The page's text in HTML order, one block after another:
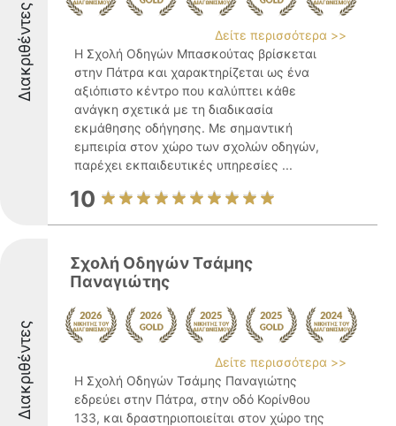
Διακριθέντες
Δείτε περισσότερα >>
Η Σχολή Οδηγών Μπασκούτας βρίσκεται
στην Πάτρα και χαρακτηρίζεται ως ένα
αξιόπιστο κέντρο που καλύπτει κάθε
ανάγκη σχετικά με τη διαδικασία
εκμάθησης οδήγησης. Με σημαντική
εμπειρία στον χώρο των σχολών οδηγών,
παρέχει εκπαιδευτικές υπηρεσίες ...
10
Διακριθέντες
Σχολή Οδηγών Τσάμης
Παναγιώτης
Δείτε περισσότερα >>
Η Σχολή Οδηγών Τσάμης Παναγιώτης
εδρεύει στην Πάτρα, στην οδό Κορίνθου
133, και δραστηριοποιείται στον χώρο της